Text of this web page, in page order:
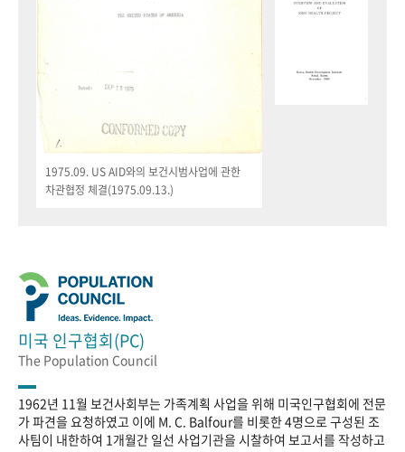
1975.09. US AID와의 보건시범사업에 관한
차관협정 체결(1975.09.13.)
미국 인구협회(PC)
The Population Council
1962년 11월 보건사회부는 가족계획 사업을 위해 미국인구협회에 전문
가 파견을 요청하였고 이에 M. C. Balfour를 비롯한 4명으로 구성된 조
사팀이 내한하여 1개월간 일선 사업기관을 시찰하여 보고서를 작성하고